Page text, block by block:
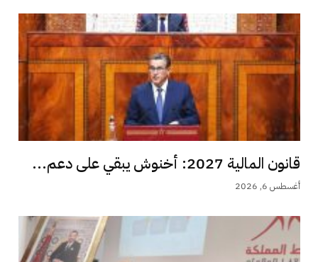
قانون المالية 2027: أخنوش يبقي على دعم...
أغسطس 6, 2026